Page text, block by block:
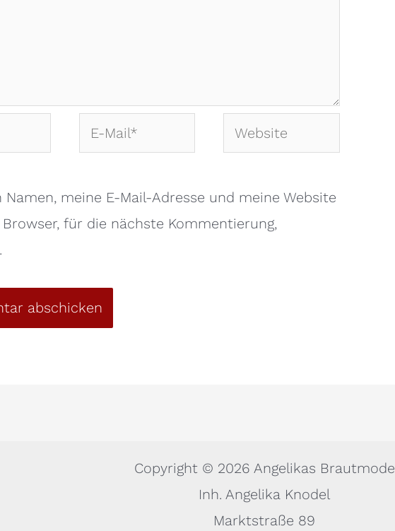
E-
Mail*
Website
Namen, meine E-Mail-Adresse und meine Website
für die nächste Kommentierung,
Copyright © 2026 Angelikas Brautmode
Inh. Angelika Knodel
Marktstraße 89